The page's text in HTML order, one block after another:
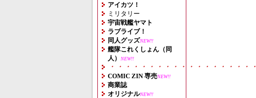
アイカツ！
ミリタリー
宇宙戦艦ヤマト
ラブライブ！
同人グッズNEW!!
艦隊これくしょん（同
人）
NEW!!
・・・・・・・・・・・・・・・・・・・
COMIC ZIN 専売NEW!!
商業誌
オリジナルNEW!!